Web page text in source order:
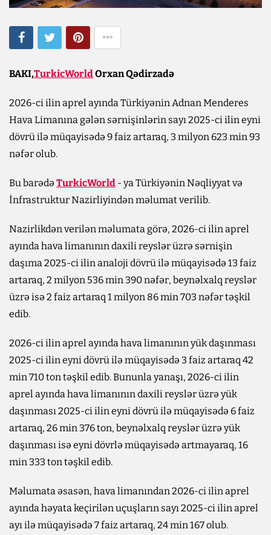
BAKI,TurkicWorldOrxan Qədirzadə
2026-ci ilin aprel ayında Türkiyənin Adnan Menderes
Hava Limanına gələn sərnişinlərin sayı 2025-ci ilin eyni
dövrü ilə müqayisədə 9 faiz artaraq, 3 milyon 623 min 93
nəfər olub.
Bu barədə TurkicWorld - ya Türkiyənin Nəqliyyat və
İnfrastruktur Nazirliyindən məlumat verilib.
Nazirlikdən verilən məlumata görə, 2026-ci ilin aprel
ayında hava limanının daxili reyslər üzrə sərnişin
daşıma 2025-ci ilin analoji dövrü ilə müqayisədə 13 faiz
artaraq, 2 milyon 536 min 390 nəfər, beynəlxalq reyslər
üzrə isə 2 faiz artaraq 1 milyon 86 min 703 nəfər təşkil
edib.
2026-ci ilin aprel ayında hava limanının yük daşınması
2025-ci ilin eyni dövrü ilə müqayisədə 3 faiz artaraq 42
min 710 ton təşkil edib. Bununla yanaşı, 2026-ci ilin
aprel ayında hava limanının daxili reyslər üzrə yük
daşınması 2025-ci ilin eyni dövrü ilə müqayisədə 6 faiz
artaraq, 26 min 376 ton, beynəlxalq reyslər üzrə yük
daşınması isə eyni dövrlə müqayisədə artmayaraq, 16
min 333 ton təşkil edib.
Məlumata əsasən, hava limanından 2026-ci ilin aprel
ayında həyata keçirilən uçuşların sayı 2025-ci ilin aprel
ayı ilə müqayisədə 7 faiz artaraq, 24 min 167 olub.